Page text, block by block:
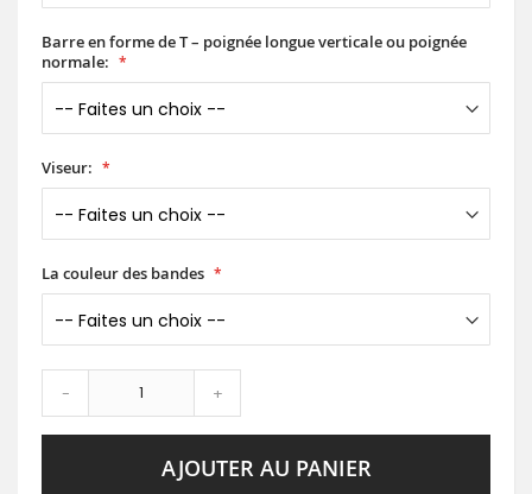
Barre en forme de T – poignée longue verticale ou poignée
normale:
Viseur:
La couleur des bandes
- +
AJOUTER AU PANIER